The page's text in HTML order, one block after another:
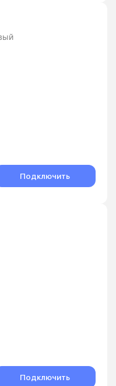
Подключить
Подключить